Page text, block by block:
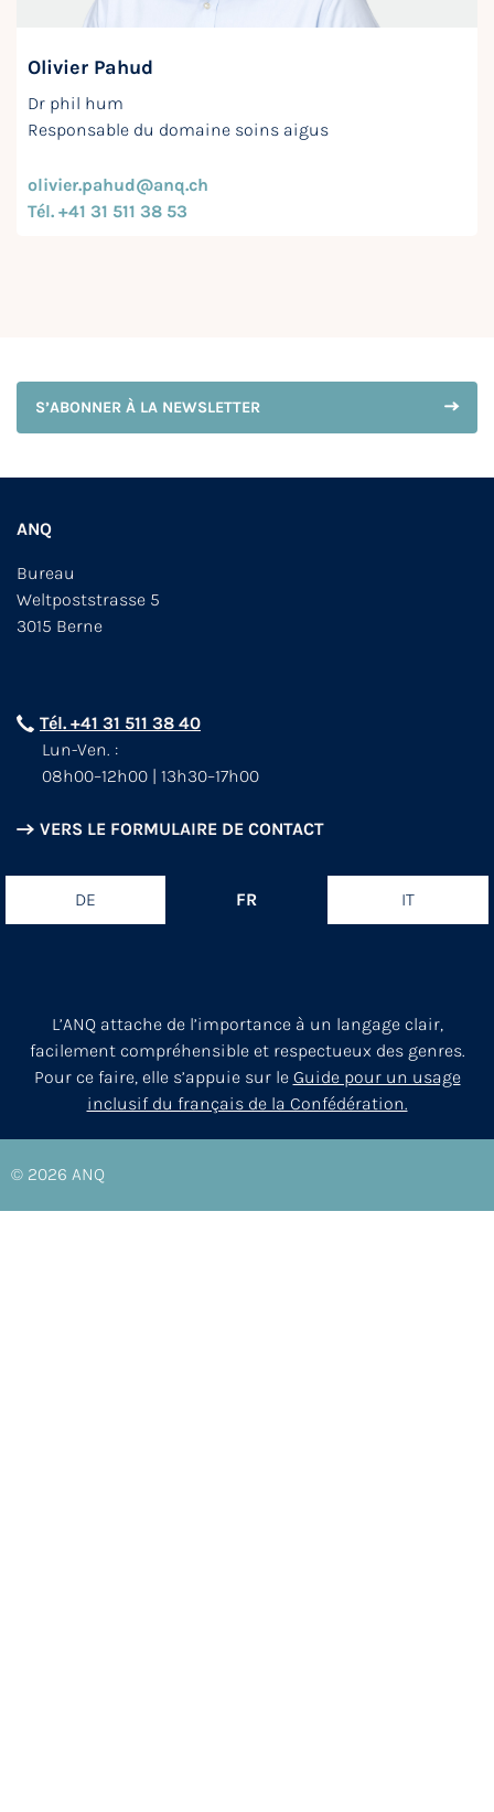
Olivier Pahud
Dr phil hum
Responsable du domaine soins aigus
olivier.pahud@anq.ch
Tél. +41 31 511 38 53
S’ABONNER À LA NEWSLETTER
ANQ
Bureau
Weltpoststrasse 5
3015 Berne
Tél. +41 31 511 38 40
Lun-Ven. :
08h00–12h00 | 13h30–17h00
VERS LE FORMULAIRE DE CONTACT
DE FR IT
L’ANQ attache de l’importance à un langage clair,
facilement compréhensible et respectueux des genres.
Pour ce faire, elle s’appuie sur le Guide pour un usage
inclusif du français de la Confédération.
© 2026 ANQ